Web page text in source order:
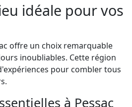
idéale pour vos
offre un choix remarquable
inoubliables. Cette région
pour combler tous
à Pessac